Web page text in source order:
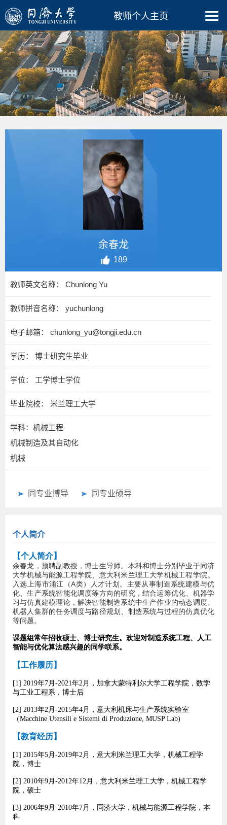
教师个人主页
余春龙
189
教师英文名称： Chunlong Yu
教师拼音名称： yuchunlong
电子邮箱： chunlong_yu@tongji.edu.cn
学历： 博士研究生毕业
学位： 工学博士学位
毕业院校： 米兰理工大学
学科：机械工程
机械制造及其自动化
机械
同专业博导 同专业硕导
个人简介